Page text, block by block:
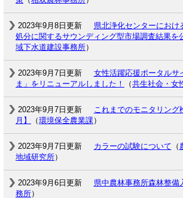
2023年9月8日更新
県北浄化センターにおけ
処分に関するサウンディング型市場調査結果を
域下水道建設事務所）
2023年9月7日更新
女性活躍応援ポータルサ
ま」をリニューアルしました！
（共生社会・女
2023年9月7日更新
これまでのモニタリング
月】
（環境保全農業課）
2023年9月7日更新 カラーの試験について （
地域研究所）
2023年9月6日更新 県中農林事務所森林整備
務所）